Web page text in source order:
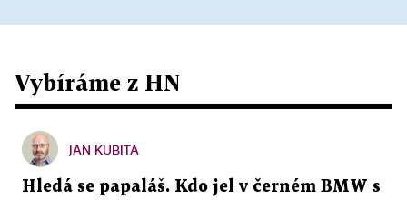
Vybíráme z HN
JAN KUBITA
Hledá se papaláš. Kdo jel v černém BMW s